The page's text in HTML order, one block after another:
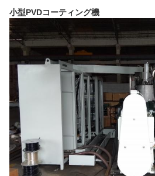
小型PVDコーティング機